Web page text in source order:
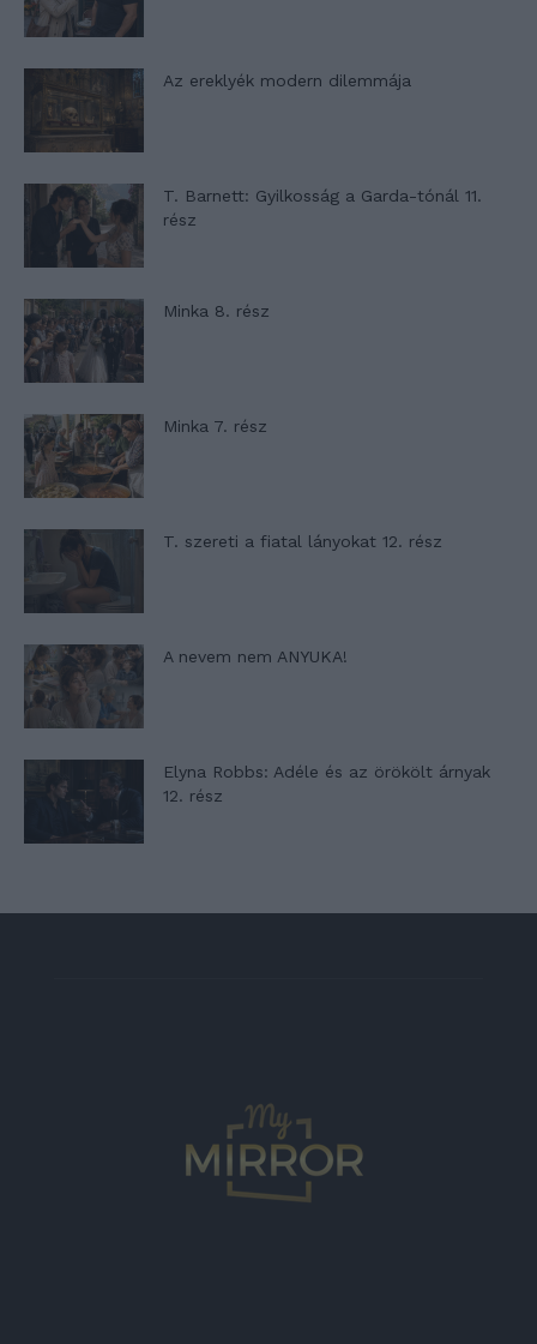
Az ereklyék modern dilemmája
T. Barnett: Gyilkosság a Garda-tónál 11.
rész
Minka 8. rész
Minka 7. rész
T. szereti a fiatal lányokat 12. rész
A nevem nem ANYUKA!
Elyna Robbs: Adéle és az örökölt árnyak
12. rész